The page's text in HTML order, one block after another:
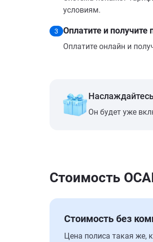
условиям.
3 Оплатите и получите
Оплатите онлайн и
Он будет уже
Стоимость
Стоимость без
Цена полиса такая же,